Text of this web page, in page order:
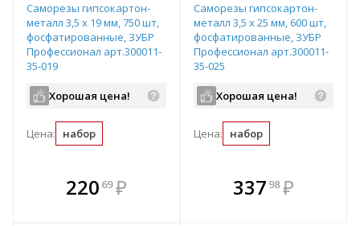
Саморезы гипсокартон-
металл 3,5 x 19 мм, 750 шт,
фосфатированные, ЗУБР
Профессионал арт.300011-
35-019
Хорошая цена!
Цена: набор
220 69 ₽
В комплекте
всегда выгоднее!
Саморезы гипсокартон-
металл 3,5 x 25 мм, 600 шт,
фосфатированные, ЗУБР
Профессионал арт.300011-
35-025
Хорошая цена!
Цена: набор
В комплекте
всегда выгоднее!
337 98 ₽